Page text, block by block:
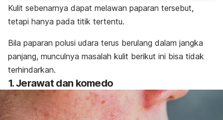
Kulit sebenarnya dapat melawan paparan tersebut,
tetapi hanya pada titik tertentu.
Bila paparan polusi udara terus berulang dalam jangka
panjang, munculnya masalah kulit berikut ini bisa tidak
terhindarkan.
1. Jerawat dan komedo